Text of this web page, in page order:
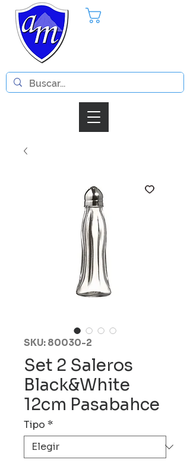
SKU: 80030-2
Set 2 Saleros
Black&White
12cm Pasabahce
Tipo *